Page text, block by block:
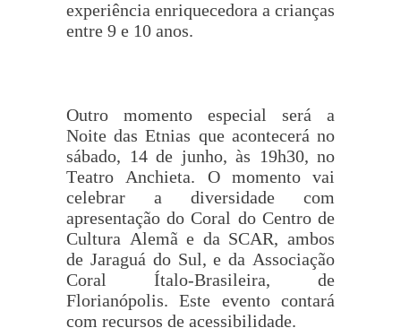
experiência enriquecedora a crianças
entre 9 e 10 anos.
Outro momento especial será a
Noite das Etnias que acontecerá no
sábado, 14 de junho, às 19h30, no
Teatro Anchieta. O momento vai
celebrar a diversidade com
apresentação do Coral do Centro de
Cultura Alemã e da SCAR, ambos
de Jaraguá do Sul, e da Associação
Coral Ítalo-Brasileira, de
Florianópolis. Este evento contará
com recursos de acessibilidade.